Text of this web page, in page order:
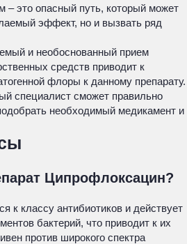
– это опасный путь, который может
эффект, но и вызвать ряд
и необоснованный прием
средств приводит к
флоры к данному препарату.
специалист сможет правильно
необходимый медикамент и
Ципрофлоксацин?
к классу антибиотиков и действует
бактерий, что приводит к их
против широкого спектра